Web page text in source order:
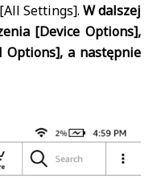
Settings]. W dalszej
[Device Options],
Options], a następnie